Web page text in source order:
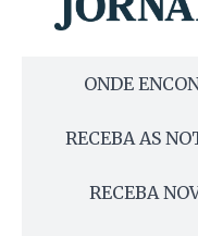
ONDE
RECEBA AS
RECEBA